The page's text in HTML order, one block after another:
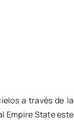
a través de la
Empire State este